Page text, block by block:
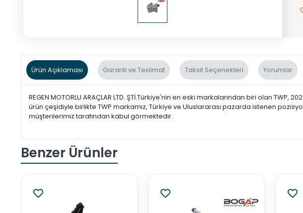
Ürün Açıklaması Garanti ve Teslimat Taksit Seçenekleri Yorumlar
REGEN MOTORLU ARAÇLAR LTD. ŞTİ.Türkiye'nin en eski markalarından biri olan
ürün çeşidiyle birlikte TWP markamız, Türkiye ve Uluslararası pazarda istenen
müşterilerimiz tarafından kabul görmektedir.
Benzer Ürünler